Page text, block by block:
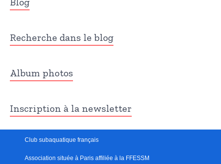
Recherche dans le blog
Album photos
Inscription à la newsletter
Club subaquatique français
Association située à Paris affiliée à la FFESSM